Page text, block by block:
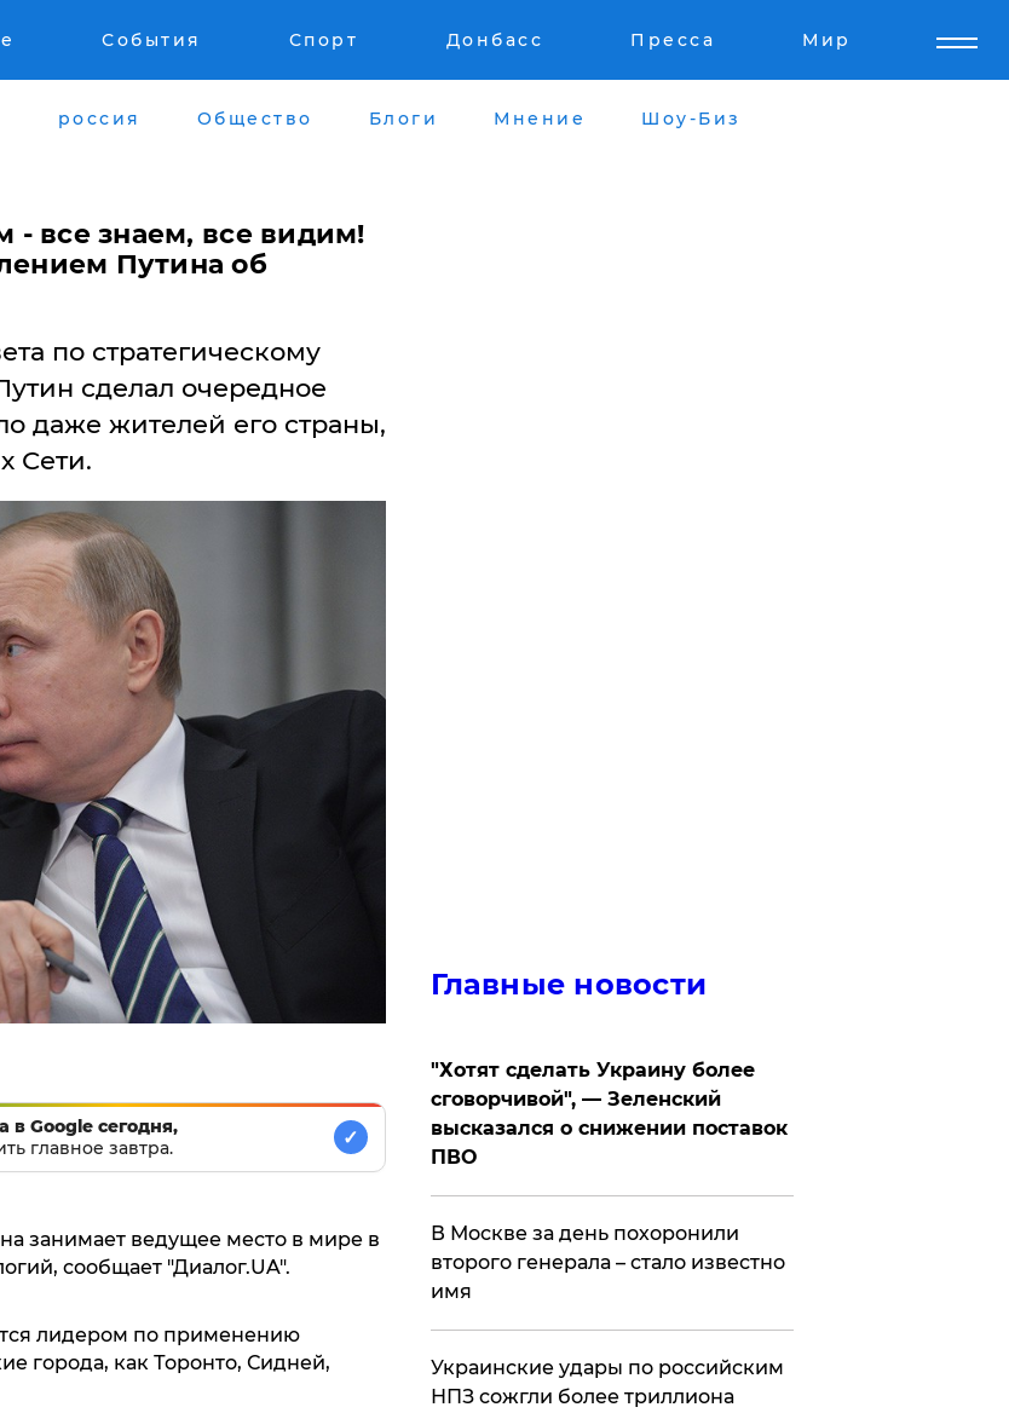
События Спорт Донбасс Пресса Мир
россия Общество Блоги Мнение Шоу-Биз
все знаем, все видим!
Путина об
по стратегическому
сделал очередное
даже жителей его страны,
Сети.
в Google сегодня,
главное завтра.
✓
занимает ведущее место в мире в
сообщает "Диалог.UA".
лидером по применению
города, как Торонто, Сидней,
Главные новости
​"Хотят сделать Украину более
сговорчивой", — Зеленский
высказался о снижении поставок
ПВО
В Москве за день похоронили
второго генерала – стало известно
имя
Украинские удары по российским
НПЗ сожгли более триллиона